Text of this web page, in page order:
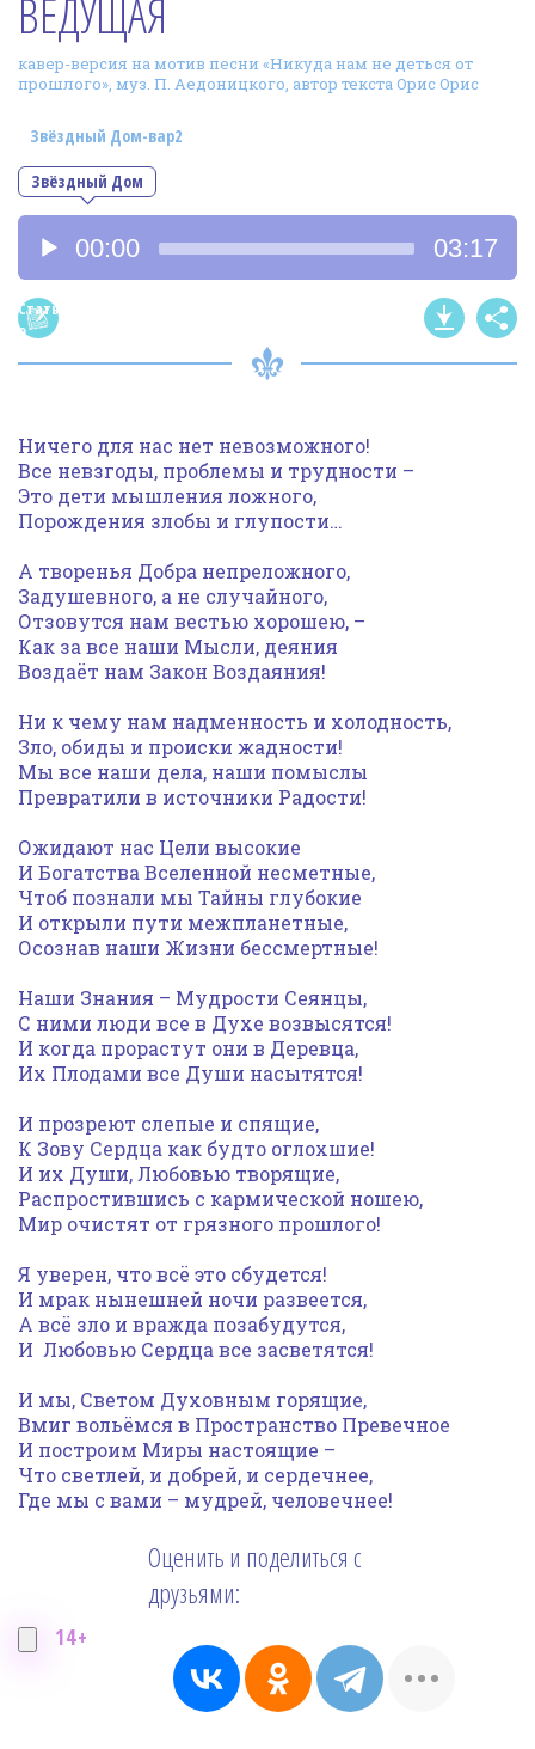
Фотогалерея
In English
Видео
Ииссиидиология
Номера песен
ВЕДУЩАЯ
кавер-версия на мотив песни «Никуда нам не деться от
прошлого», муз. П. Аедоницкого, автор текста Орис Орис
Звёздный Дом
Звёздный Дом-вар2
Аудиоплеер
00:00 03:17
Статья
о
Ничего для нас нет невозможного!
Все невзгоды, проблемы и трудности –
Это дети мышления ложного,
Порождения злобы и глупости…
А творенья Добра непреложного,
Задушевного, а не случайного,
Отзовутся нам вестью хорошею, –
Как за все наши Мысли, деяния
Воздаёт нам Закон Воздаяния!
Ни к чему нам надменность и холодность,
Зло, обиды и происки жадности!
Мы все наши дела, наши помыслы
Превратили в источники Радости!
Ожидают нас Цели высокие
И Богатства Вселенной несметные,
Чтоб познали мы Тайны глубокие
И открыли пути межпланетные,
Осознав наши Жизни бессмертные!
Наши Знания – Мудрости Сеянцы,
С ними люди все в Духе возвысятся!
И когда прорастут они в Деревца,
Их Плодами все Души насытятся!
И прозреют слепые и спящие,
К Зову Сердца как будто оглохшие!
И их Души, Любовью творящие,
Распростившись с кармической ношею,
Мир очистят от грязного прошлого!
Я уверен, что всё это сбудется!
И мрак нынешней ночи развеется,
А всё зло и вражда позабудутся,
И Любовью Сердца все засветятся!
И мы, Светом Духовным горящие,
Вмиг вольёмся в Пространство Превечное
И построим Миры настоящие –
Что светлей, и добрей, и сердечнее,
Где мы с вами – мудрей, человечнее!
14+
Оценить и поделиться с
друзьями: